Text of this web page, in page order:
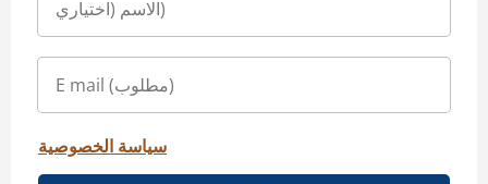
سياسة الخصوصية